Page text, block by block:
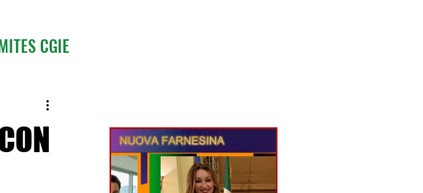
CGIE
del Mondo